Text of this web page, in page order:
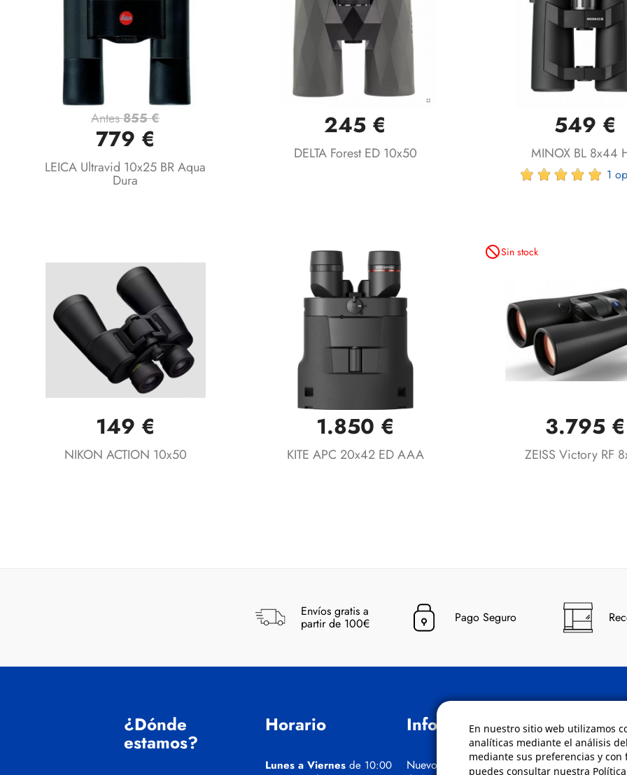
En nuestro sitio web utilizamos
analíticas mediante el análisis
mediante sus preferencias y
puedes consultar nuestra Política
Vista rápida
Antes855 €
779 €
LEICA Ultravid 10x25 BR Aqua
Dura
Vista rápida
245 €
DELTA Forest ED 10x50
Vista rápida
549 €
MINOX BL 8x44
1
Vista rápida
149 €
NIKON ACTION 10x50
 Vista rápida
1.850 €
KITE APC 20x42 ED AAA
not_interestedSin stock
 Vista rápida
3.795 €
ZEISS Victory RF
Envíos gratis a
partir de 100€ Pago Seguro
¿Dónde
estamos?
Horario
Lunes a Viernes de 10:00
Información
Nuevos Cursos
Políticas
Condiciones de